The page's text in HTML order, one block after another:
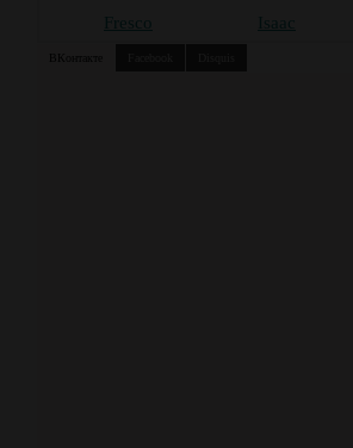
Fresco Isaac
ВКонтакте